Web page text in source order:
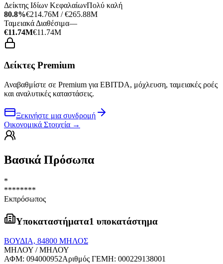
Δείκτης Ιδίων ΚεφαλαίωνΠολύ καλή
80.8%€214.76M / €265.88M
Ταμειακά Διαθέσιμα—
€11.74M€11.74M
Δείκτες Premium
Αναβαθμίστε σε Premium για EBITDA, μόχλευση, ταμειακές ροές
και αναλυτικές καταστάσεις.
Ξεκινήστε μια συνδρομή
Οικονομικά Στοιχεία →
Βασικά Πρόσωπα
*
********
Εκπρόσωπος
Υποκαταστήματα1 υποκατάστημα
ΒΟΥΔΙΑ, 84800 ΜΗΛΟΣ
ΜΗΛΟΥ / ΜΗΛΟΥ
ΑΦΜ: 094000952Αριθμός ΓΕΜΗ: 000229138001